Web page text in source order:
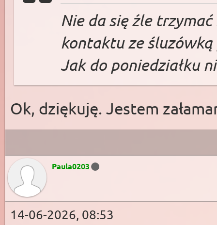
Nie da się źle
kontaktu ze
Jak do poniedziałku
Ok, dziękuję. Jestem
Paula0203
14-06-2026, 08:53